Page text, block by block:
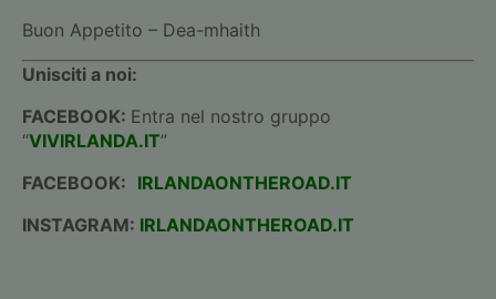
Buon Appetito – Dea-mhaith
Unisciti a noi:
FACEBOOK: Entra nel nostro gruppo
“VIVIRLANDA.IT”
FACEBOOK: IRLANDAONTHEROAD.IT
INSTAGRAM: IRLANDAONTHEROAD.IT